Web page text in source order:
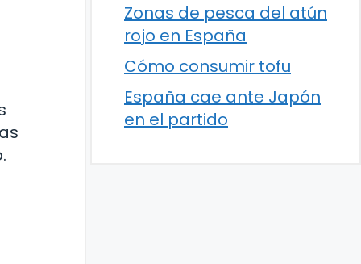
Zonas de pesca del atún
rojo en España
Cómo consumir tofu
España cae ante Japón
en el partido